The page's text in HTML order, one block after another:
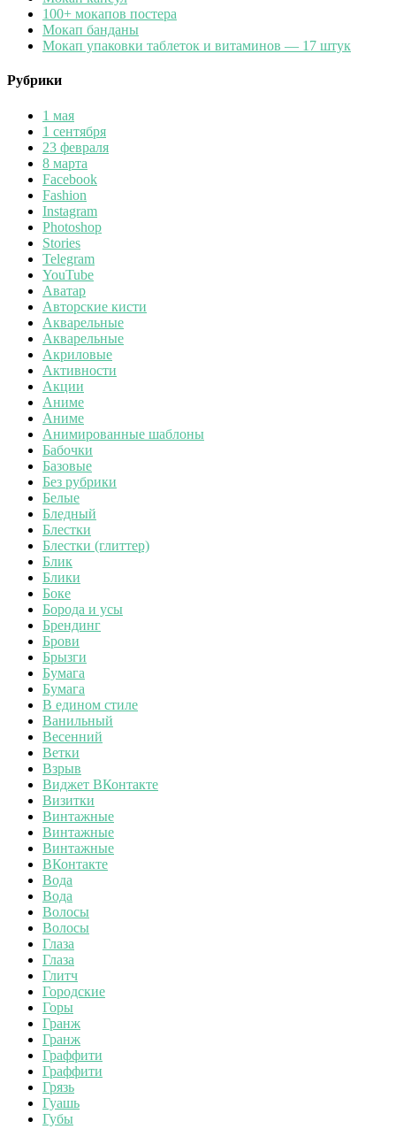
100+ мокапов постера
Мокап банданы
Мокап упаковки таблеток и витаминов — 17 штук
Рубрики
1 мая
1 сентября
23 февраля
8 марта
Facebook
Fashion
Instagram
Photoshop
Stories
Telegram
YouTube
Аватар
Авторские кисти
Акварельные
Акварельные
Акриловые
Активности
Акции
Аниме
Аниме
Анимированные шаблоны
Бабочки
Базовые
Без рубрики
Белые
Бледный
Блестки
Блестки (глиттер)
Блик
Блики
Боке
Борода и усы
Брендинг
Брови
Брызги
Бумага
Бумага
В едином стиле
Ванильный
Весенний
Ветки
Взрыв
Виджет ВКонтакте
Визитки
Винтажные
Винтажные
Винтажные
ВКонтакте
Вода
Вода
Волосы
Волосы
Глаза
Глаза
Глитч
Городские
Горы
Гранж
Гранж
Граффити
Граффити
Грязь
Гуашь
Губы